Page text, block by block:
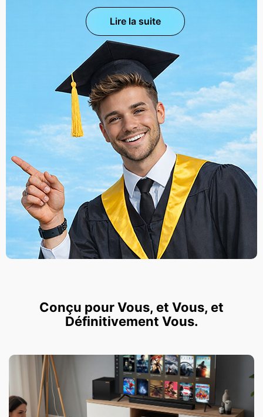
Lire la suite
Conçu pour Vous, et Vous, et
Définitivement Vous.